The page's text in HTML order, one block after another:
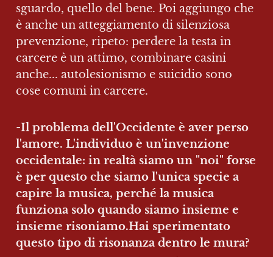
sguardo, quello del bene. Poi aggiungo che
è anche un atteggiamento di silenziosa
prevenzione, ripeto: perdere la testa in
carcere è un attimo, combinare casini
anche... autolesionismo e suicidio sono
cose comuni in carcere.
-Il problema dell'Occidente è aver perso
l'amore. L'individuo è un'invenzione
occidentale: in realtà siamo un "noi" forse
è per questo che siamo l'unica specie a
capire la musica, perché la musica
funziona solo quando siamo insieme e
insieme risoniamo.Hai sperimentato
questo tipo di risonanza dentro le mura?